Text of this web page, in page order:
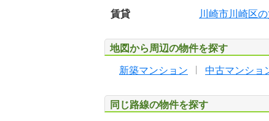
賃貸
川崎市川崎区
地図から周辺の物件を探す
新築マンション 中古マンショ
同じ路線の物件を探す